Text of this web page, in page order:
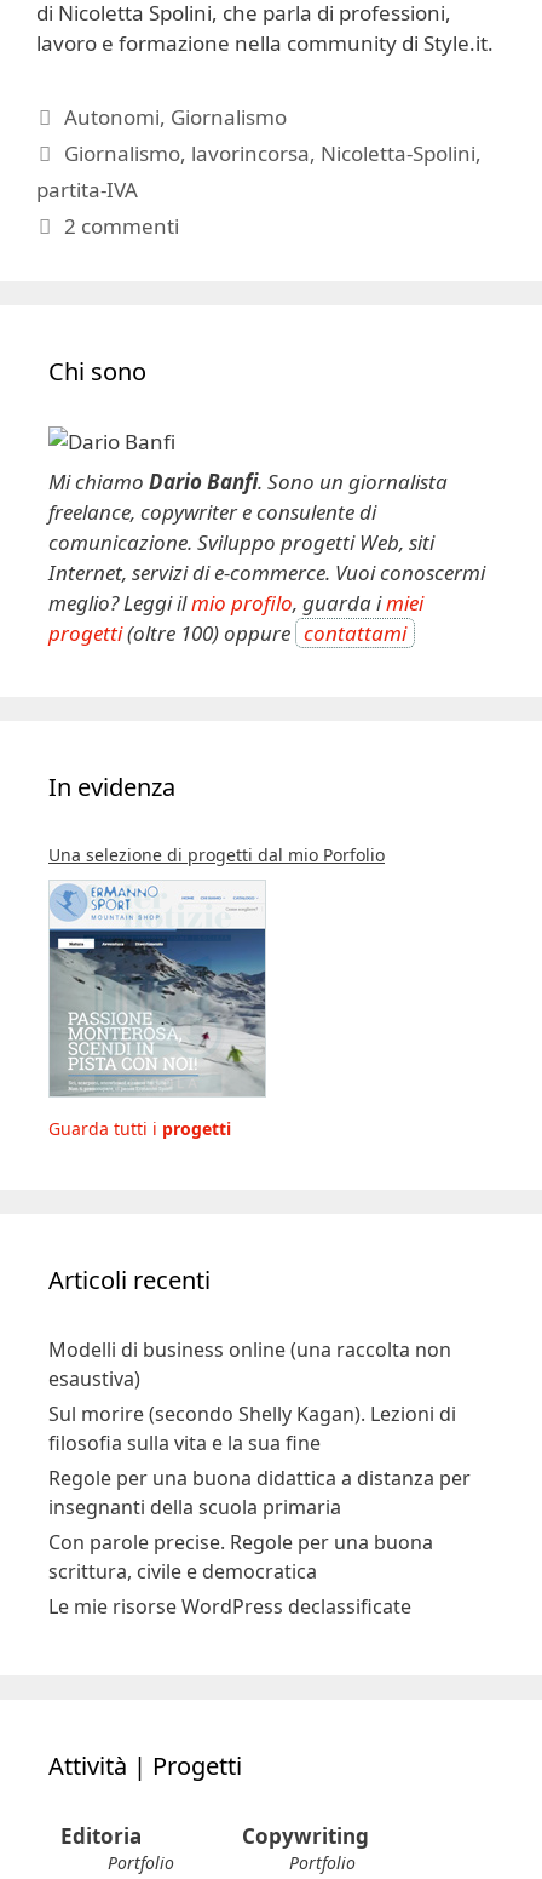
di Nicoletta Spolini, che parla di professioni,
lavoro e formazione nella community di Style.it.
Categorie
Autonomi, Giornalismo
Tag
Giornalismo, lavorincorsa, Nicoletta-Spolini,
partita-IVA
2 commenti
Chi sono
Mi chiamo Dario Banfi. Sono un giornalista
freelance, copywriter e consulente di
comunicazione. Sviluppo progetti Web, siti
Internet, servizi di e-commerce. Vuoi conoscermi
meglio? Leggi ilmio profilo, guarda imiei
progetti(oltre 100) oppure contattami
In evidenza
Una selezione di progetti dal mio Porfolio
Guarda tutti i progetti
Articoli recenti
Modelli di business online (una raccolta non
esaustiva)
Sul morire (secondo Shelly Kagan). Lezioni di
filosofia sulla vita e la sua fine
Regole per una buona didattica a distanza per
insegnanti della scuola primaria
Con parole precise. Regole per una buona
scrittura, civile e democratica
Le mie risorse WordPress declassificate
Attività | Progetti
Editoria
Portfolio
Copywriting
Portfolio